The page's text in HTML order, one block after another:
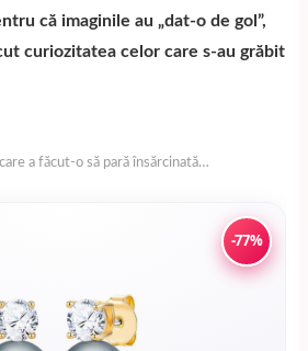
că imaginile au „dat-o de gol”,
curiozitatea celor care s-au grăbit
a făcut-o să pară însărcinată…
-77%